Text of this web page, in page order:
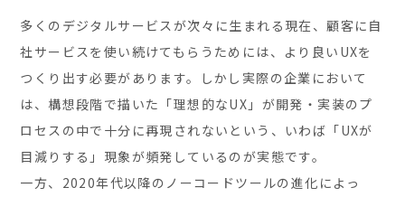
多くのデジタルサービスが次々に生まれる現在、顧客に自
社サービスを使い続けてもらうためには、より良いUXを
つくり出す必要があります。しかし実際の企業において
は、構想段階で描いた「理想的なUX」が開発・実装のプ
ロセスの中で十分に再現されないという、いわば「UXが
目減りする」現象が頻発しているのが実態です。
一方、2020年代以降のノーコードツールの進化によっ